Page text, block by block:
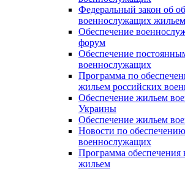
Федеральный закон об
военнослужащих жильем
Обеспечение
форум
Обеспечение
военнослужащих
Программа по
жильем российских
Обеспечение жильем
Украины
Обеспечение жильем
Новости по
военнослужащих
Программа
жильем